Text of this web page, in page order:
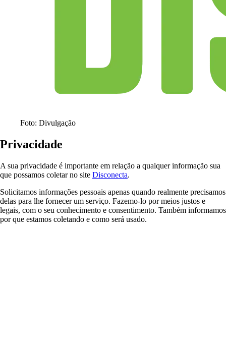
Foto: Divulgação
Privacidade
A sua privacidade é importante em relação a qualquer informação sua
que possamos coletar no site Disconecta.
Solicitamos informações pessoais apenas quando realmente precisamos
delas para lhe fornecer um serviço. Fazemo-lo por meios justos e
legais, com o seu conhecimento e consentimento. Também informamos
por que estamos coletando e como será usado.